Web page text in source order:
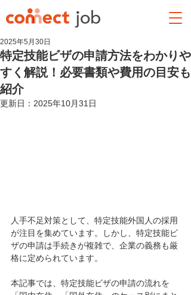
特定技能ビザの申請方法をわかりや
すく解説！必要書類や費用の目安も
紹介
2025年5月30日
更新日： 2025年10月31日
人手不足対策として、特定技能外国人の採用
が注目を集めています。しかし、特定技能ビ
ザの申請は手続きが複雑で、企業の義務も厳
格に定められています。
本記事では、特定技能ビザの申請の流れを